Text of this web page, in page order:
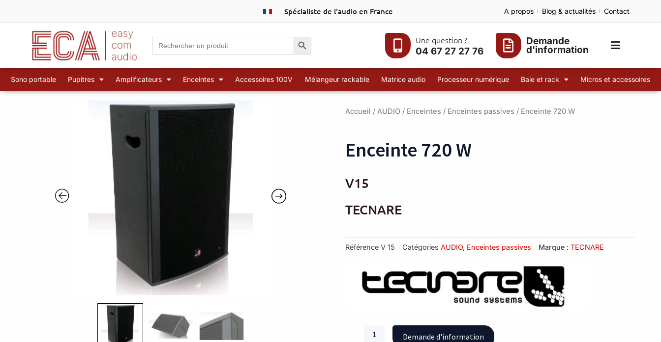
Spécialiste de l'audio en France A propos Blog & actualités Contact
Search
for:
Search Button Une question ?
04 67 27 27 76
Demande
d'information
Sono portable Pupitres Amplificateurs Enceintes Accessoires 100V Mélangeur rackable Matrice audio Processeur numérique Baie et rack Micros et accessoires
Accueil / AUDIO / Enceintes / Enceintes passives / Enceinte 720 W
Enceinte 720 W
V15
TECNARE
Référence V 15 Catégories AUDIO, Enceintes passives Marque : TECNARE
quantité
Demande d'information